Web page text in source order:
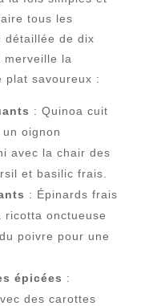
tous les
détaillée de dix
merveille la
plat savoureux :
: Quinoa cuit
oignon
avec la chair des
et basilic frais.
: Épinards frais
ricotta onctueuse
poivre pour une
épicées :
des carottes